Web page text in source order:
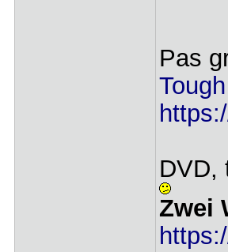
Pas
DVD,
Zwei